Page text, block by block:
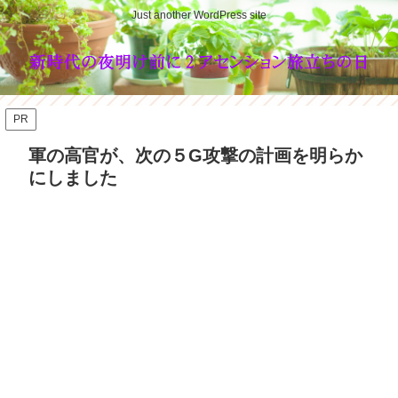
Just another WordPress site
PR
軍の高官が、次の５G攻撃の計画を明らか
にしました